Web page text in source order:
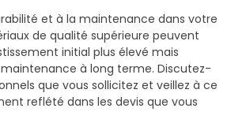
et à la maintenance dans votre
de qualité supérieure peuvent
initial plus élevé mais
à long terme. Discutez-
que vous sollicitez et veillez à ce
reflété dans les devis que vous